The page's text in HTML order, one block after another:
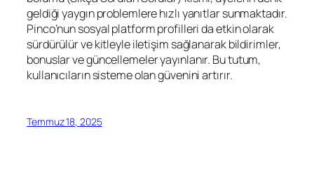
geldiği yaygın problemlere hızlı yanıtlar sunmaktadır.
Pinco’nun sosyal platform profilleri da etkin olarak
sürdürülür ve kitleyle iletişim sağlanarak bildirimler,
bonuslar ve güncellemeler yayınlanır. Bu tutum,
kullanıcıların sisteme olan güvenini artırır.
Temmuz 18, 2025